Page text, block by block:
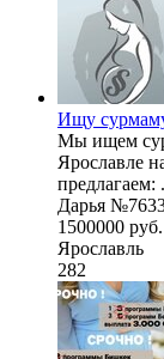
Ищу
Мы ищем
Ярославле
предлагаем:
Дарья
1500000 руб.
Ярославль
282